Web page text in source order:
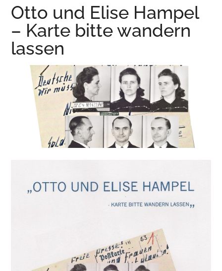
in
Wurzen
Otto und Elise Hampel
– Karte bitte wandern
lassen